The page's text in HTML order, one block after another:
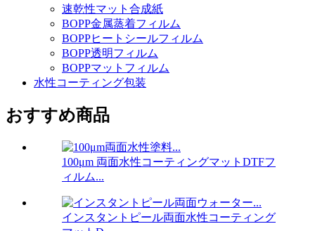
速乾性マット合成紙
BOPP金属蒸着フィルム
BOPPヒートシールフィルム
BOPP透明フィルム
BOPPマットフィルム
水性コーティング包装
おすすめ商品
100μm 両面水性コーティングマットDTFフ
ィルム...
インスタントピール両面水性コーティング